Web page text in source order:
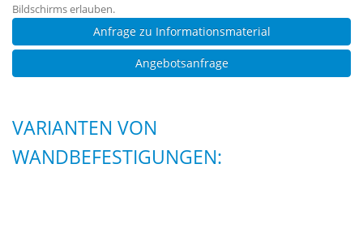
Bildschirms erlauben.
Anfrage zu Informationsmaterial
Angebotsanfrage
VARIANTEN VON
WANDBEFESTIGUNGEN: